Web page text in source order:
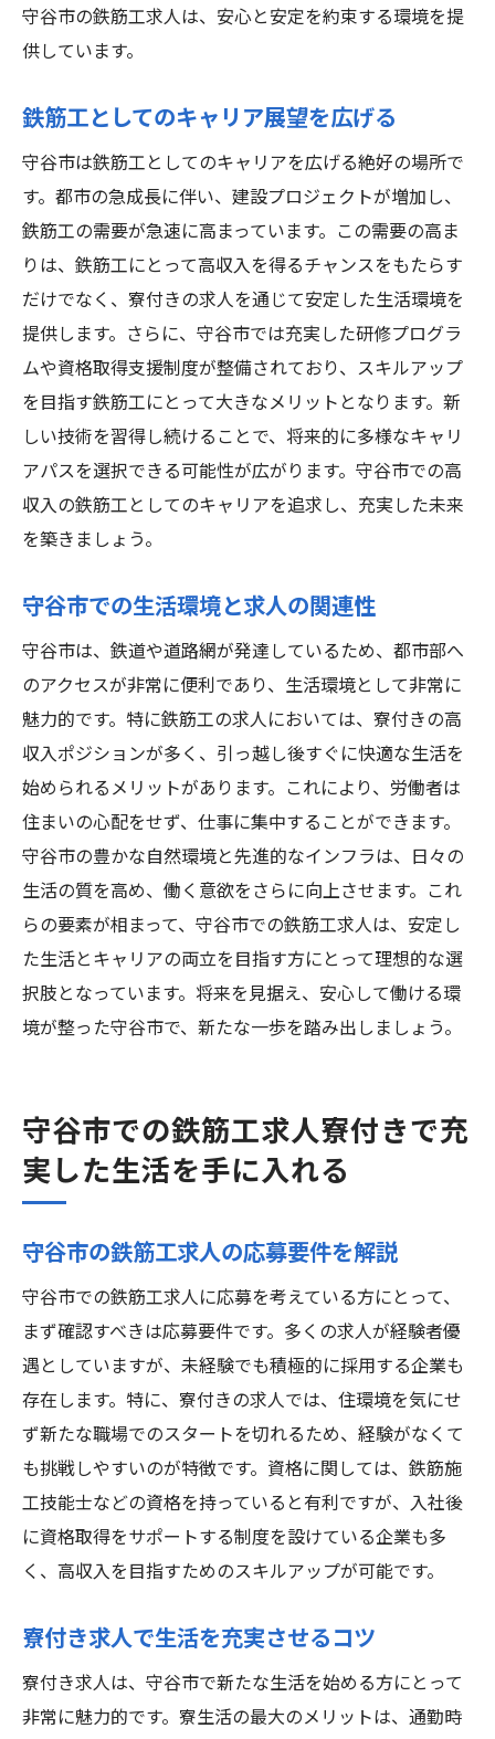
守谷市の鉄筋工求人は、安心と安定を約束する環境を提
供しています。
鉄筋工としてのキャリア展望を広げる
守谷市は鉄筋工としてのキャリアを広げる絶好の場所で
す。都市の急成長に伴い、建設プロジェクトが増加し、
鉄筋工の需要が急速に高まっています。この需要の高ま
りは、鉄筋工にとって高収入を得るチャンスをもたらす
だけでなく、寮付きの求人を通じて安定した生活環境を
提供します。さらに、守谷市では充実した研修プログラ
ムや資格取得支援制度が整備されており、スキルアップ
を目指す鉄筋工にとって大きなメリットとなります。新
しい技術を習得し続けることで、将来的に多様なキャリ
アパスを選択できる可能性が広がります。守谷市での高
収入の鉄筋工としてのキャリアを追求し、充実した未来
を築きましょう。
守谷市での生活環境と求人の関連性
守谷市は、鉄道や道路網が発達しているため、都市部へ
のアクセスが非常に便利であり、生活環境として非常に
魅力的です。特に鉄筋工の求人においては、寮付きの高
収入ポジションが多く、引っ越し後すぐに快適な生活を
始められるメリットがあります。これにより、労働者は
住まいの心配をせず、仕事に集中することができます。
守谷市の豊かな自然環境と先進的なインフラは、日々の
生活の質を高め、働く意欲をさらに向上させます。これ
らの要素が相まって、守谷市での鉄筋工求人は、安定し
た生活とキャリアの両立を目指す方にとって理想的な選
択肢となっています。将来を見据え、安心して働ける環
境が整った守谷市で、新たな一歩を踏み出しましょう。
守谷市での鉄筋工求人寮付きで充
実した生活を手に入れる
守谷市の鉄筋工求人の応募要件を解説
守谷市での鉄筋工求人に応募を考えている方にとって、
まず確認すべきは応募要件です。多くの求人が経験者優
遇としていますが、未経験でも積極的に採用する企業も
存在します。特に、寮付きの求人では、住環境を気にせ
ず新たな職場でのスタートを切れるため、経験がなくて
も挑戦しやすいのが特徴です。資格に関しては、鉄筋施
工技能士などの資格を持っていると有利ですが、入社後
に資格取得をサポートする制度を設けている企業も多
く、高収入を目指すためのスキルアップが可能です。
寮付き求人で生活を充実させるコツ
寮付き求人は、守谷市で新たな生活を始める方にとって
非常に魅力的です。寮生活の最大のメリットは、通勤時